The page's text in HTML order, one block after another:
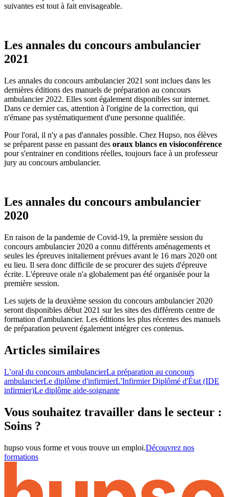
suivantes est tout à fait envisageable.
Les annales du concours ambulancier
2021
Les annales du concours ambulancier 2021 sont inclues dans les
dernières éditions des manuels de préparation au concours
ambulancier 2022. Elles sont également disponibles sur internet.
Dans ce dernier cas, attention à l'origine de la correction, qui
n'émane pas systématiquement d'une personne qualifiée.
Pour l'oral, il n'y a pas d'annales possible. Chez Hupso, nos élèves
se préparent passe en passant des oraux blancs en visioconférence
pour s'entrainer en conditions réelles, toujours face à un professeur
jury au concours ambulancier.
Les annales du concours ambulancier
2020
En raison de la pandemie de Covid-19, la première session du
concours ambulancier 2020 a connu différents aménagements et
seules les épreuves initaliement prévues avant le 16 mars 2020 ont
eu lieu. Il sera donc difficile de se procurer des sujets d'épreuve
écrite. L'épreuve orale n'a globalement pas été organisée pour la
première session.
Les sujets de la deuxième session du concours ambulancier 2020
seront disponibles début 2021 sur les sites des différents centre de
formation d'ambulancier. Les éditions les plus récentes des manuels
de préparation peuvent également intégrer ces contenus.
Articles similaires
L’oral du concours ambulancierLa préparation au concours
ambulancierLe diplôme d'infirmierL'Infirmier Diplômé d'État (IDE
infirmier)Le diplôme aide-soignante
Vous souhaitez travailler dans le secteur :
Soins ?
hupso vous forme et vous trouve un emploi.Découvrez nos
formations